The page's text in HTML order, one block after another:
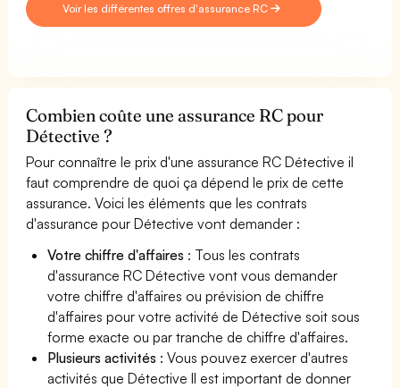
Voir les différentes offres d'assurance RC
Combien coûte une assurance RC pour
Détective ?
Pour connaître le prix d'une assurance RC Détective il
faut comprendre de quoi ça dépend le prix de cette
assurance. Voici les éléments que les contrats
d'assurance pour Détective vont demander :
Votre chiffre d'affaires : Tous les contrats
d'assurance RC Détective vont vous demander
votre chiffre d'affaires ou prévision de chiffre
d'affaires pour votre activité de Détective soit sous
forme exacte ou par tranche de chiffre d'affaires.
Plusieurs activités : Vous pouvez exercer d'autres
activités que Détective Il est important de donner